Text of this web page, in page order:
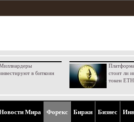
в биткоин
стоит ли
токен
Мира Форекс Биржи Бизнес